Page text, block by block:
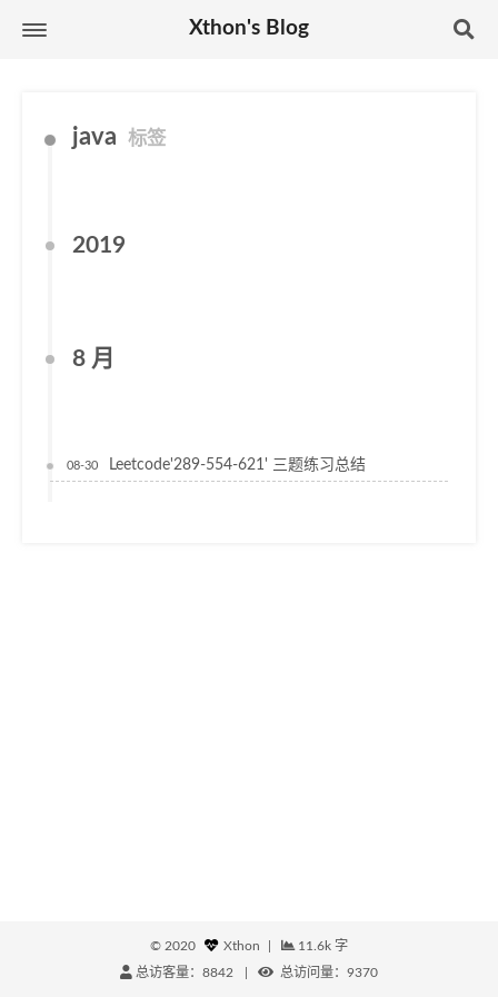
Xthon's Blog
java 标签
2019
8 月
08-30 Leetcode'289-554-621' 三题练习总结
© 2020 Xthon
11.6k 字
总访客量：8842 总访问量： 9370